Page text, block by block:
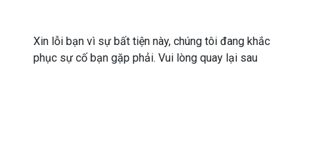
Xin lỗi bạn vì sự bất tiện này, chúng tôi đang khắc
phục sự cố bạn gặp phải. Vui lòng quay lại sau